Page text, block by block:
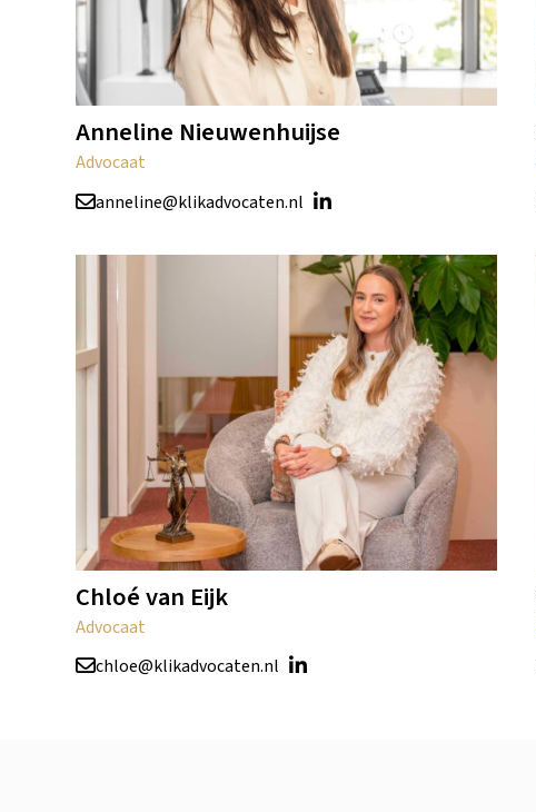
Anneline Nieuwenhuijse
Advocaat
anneline@klikadvocaten.nl
Chloé van Eijk
Advocaat
chloe@klikadvocaten.nl